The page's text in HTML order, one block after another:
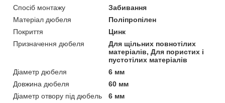
Спосіб монтажу
Забивання
Матеріал дюбеля
Поліпропілен
Покриття
Цинк
Призначення дюбеля
Для щільних повнотілих
матеріалів, Для пористих і
пустотілих матеріалів
Діаметр дюбеля
6 мм
Довжина дюбеля
60 мм
Діаметр отвору під дюбель
6 мм